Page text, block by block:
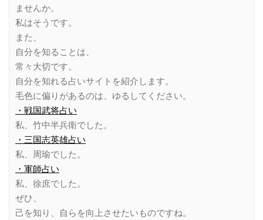
ませんか。
私はそうです。
また、
自分を知ることは、
常々大切です。
自分を知れる占いサイトを紹介します。
毛色に偏りがあるのは、ゆるしてください。
・戦国武将占い
私、竹中半兵衛でした。
・三国志英雄占い
私、周瑜でした。
・軍師占い
私、徐庶でした。
ぜひ、
己を知り、自らを向上させたいものですね。